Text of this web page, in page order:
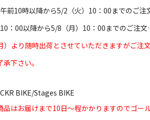
前10時以降から5/2（火）10：00までのご
：00以降から5/8（月）10：00までのご注
より随時出荷とさせていただきますがご注
下さい。
BIKE/Stages BIKE
はお届けまで10日～程かかりますのでゴー